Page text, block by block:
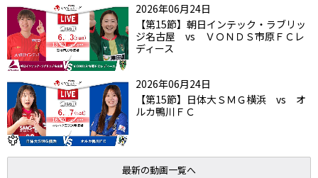
2026年06月24日
【第15節】朝日インテック・ラブリッ
ジ名古屋 vs ＶＯＮＤＳ市原ＦＣレ
ディース
2026年06月24日
【第15節】日体大ＳＭＧ横浜 vs オ
ルカ鴨川ＦＣ
最新の動画一覧へ